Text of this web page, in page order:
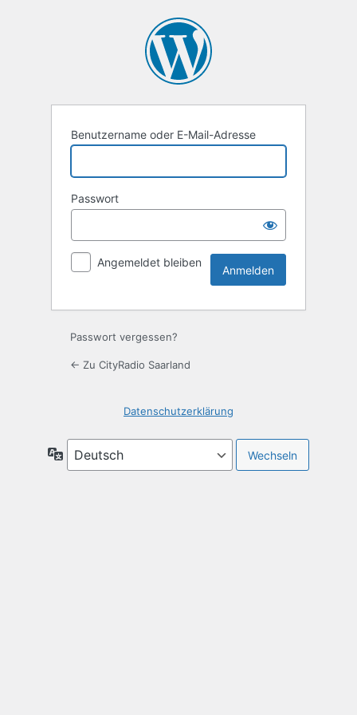
Benutzername oder E-Mail-Adresse
Passwort
Angemeldet bleiben
Passwort vergessen?
← Zu CityRadio Saarland
Datenschutzerklärung
Sprache